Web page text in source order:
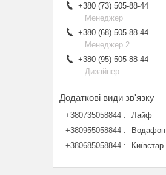
+380 (73) 505-88-44
Менеджер
+380 (68) 505-88-44
Менеджер 2
+380 (95) 505-88-44
Дизайнер
+380735058844
Лайф
+380955058844
Водафон
+380685058844
Київстар